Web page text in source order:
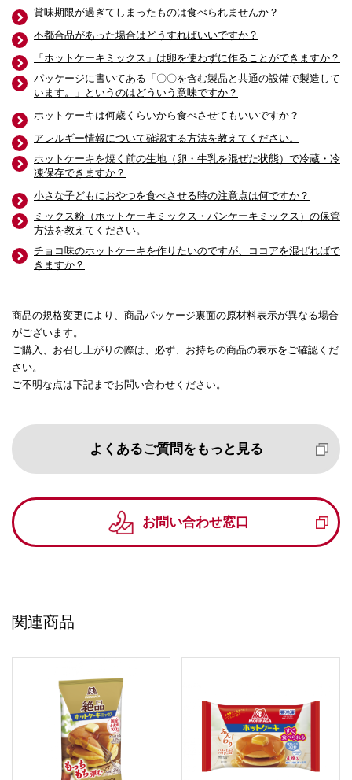
賞味期限が過ぎてしまったものは食べられませんか？
不都合品があった場合はどうすればいいですか？
「ホットケーキミックス」は卵を使わずに作ることができますか？
パッケージに書いてある「〇〇を含む製品と共通の設備で製造して
います。」というのはどういう意味ですか？
ホットケーキは何歳くらいから食べさせてもいいですか？
アレルギー情報について確認する方法を教えてください。
ホットケーキを焼く前の生地（卵・牛乳を混ぜた状態）で冷蔵・冷
凍保存できますか？
小さな子どもにおやつを食べさせる時の注意点は何ですか？
ミックス粉（ホットケーキミックス・パンケーキミックス）の保管
方法を教えてください。
チョコ味のホットケーキを作りたいのですが、ココアを混ぜればで
きますか？
商品の規格変更により、商品パッケージ裏面の原材料表示が異なる場合
がございます。
ご購入、お召し上がりの際は、必ず、お持ちの商品の表示をご確認くだ
さい。
ご不明な点は下記までお問い合わせください。
よくあるご質問をもっと見る
お問い合わせ窓口
関連商品